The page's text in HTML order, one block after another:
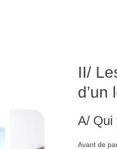
II/
d’un
A/ Qui
Avant de